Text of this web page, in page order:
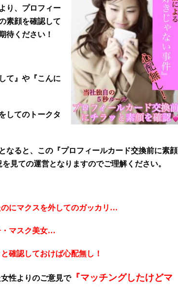
り、プロフィー
素顔を確認して
待ください！
て』や『こんに
してのトークタ
なると、この『プロフィールカード交換前に素顔
見ての運営となりますのでご理解ください。
にマクスを外してのガッカリ…
・マスク美女…
確認しておけば心配無し！
性よりのご意見で『マッチングしたけどマ